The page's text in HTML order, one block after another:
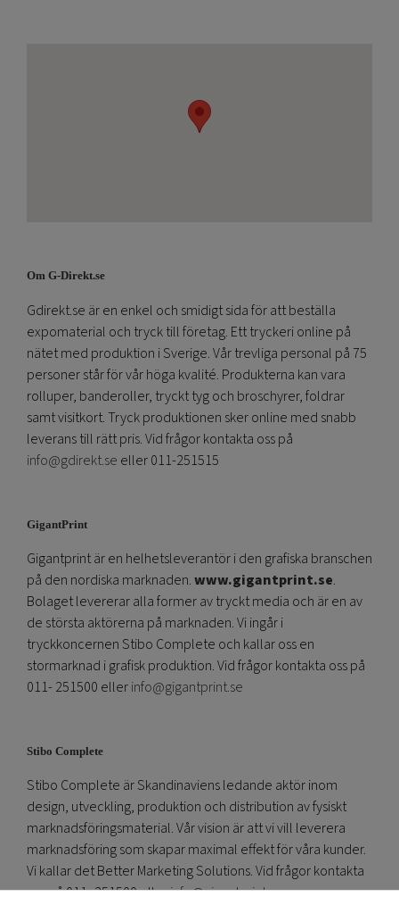
Om G-Direkt.se
Gdirekt.se är en enkel och smidigt sida för att beställa
expomaterial och tryck till företag. Ett tryckeri online på
nätet med produktion i Sverige. Vår trevliga personal på 75
personer står för vår höga kvalité. Produkterna kan vara
rolluper, banderoller, tryckt tyg och broschyrer, foldrar
samt visitkort. Tryck produktionen sker online med snabb
leverans till rätt pris. Vid frågor kontakta oss på
info@gdirekt.se eller 011-251515
GigantPrint
Gigantprint är en helhetsleverantör i den grafiska branschen
på den nordiska marknaden.www.gigantprint.se.
Bolaget levererar alla former av tryckt media och är en av
de största aktörerna på marknaden. Vi ingår i
tryckkoncernen Stibo Complete och kallar oss en
stormarknad i grafisk produktion. Vid frågor kontakta oss på
011- 251500 ellerinfo@gigantprint.se
Stibo Complete
Stibo Complete är Skandinaviens ledande aktör inom
design, utveckling, produktion och distribution av fysiskt
marknadsföringsmaterial. Vår vision är att vi vill leverera
marknadsföring som skapar maximal effekt för våra kunder.
Vi kallar det Better Marketing Solutions. Vid frågor kontakta
oss på 011- 251500 ellerinfo@gigantprint.se